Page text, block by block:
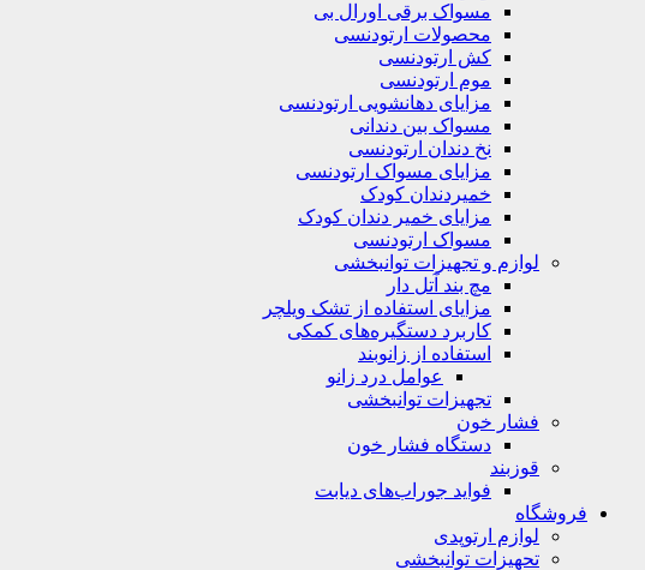
مسواک برقی اورال بی
محصولات ارتودنسی
کش ارتودنسی
موم ارتودنسی
مزایای دهانشویی ارتودنسی
مسواک بین دندانی
نخ دندان ارتودنسی
مزایای مسواک ارتودنسی
خمیردندان کودک
مزایای خمیر دندان کودک
مسواک ارتودنسی
لوازم و تجهیزات توانبخشی
مچ بند آتل دار
مزایای استفاده از تشک ویلچر
کاربرد دستگیره‌های کمکی
استفاده از زانوبند
عوامل درد زانو
تجهیزات توانبخشی
فشار خون
دستگاه فشار خون
قوزبند
فواید جوراب‌های دیابت
فروشگاه
لوازم ارتوپدی
تحهیزات توانبخشی